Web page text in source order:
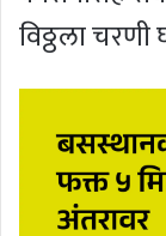
विठ्ठला